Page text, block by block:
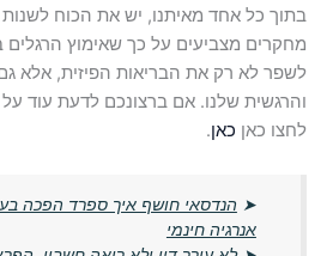
בתוך כל אחד מאיתנו, יש את הכוח
מחקרים מצביעים על כך שאימוץ הרגלים
לשפר לא רק את הבריאות הפיזית, אלא
והרגשית שלנו. אם ברצונכם לדעת עוד
לחצו כאן כאן.
➤ הנדסאי חושף איך ספרד הפכה
אנרגיה חינמי